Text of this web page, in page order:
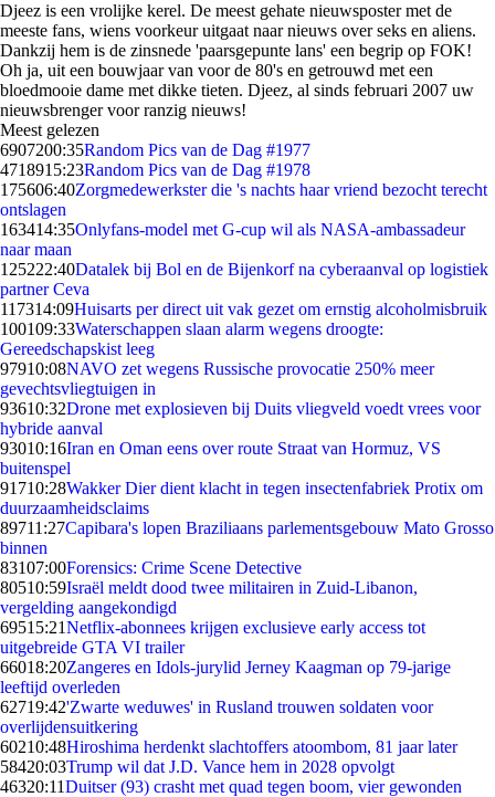
Djeez is een vrolijke kerel. De meest gehate nieuwsposter met de
meeste fans, wiens voorkeur uitgaat naar nieuws over seks en aliens.
Dankzij hem is de zinsnede 'paarsgepunte lans' een begrip op FOK!
Oh ja, uit een bouwjaar van voor de 80's en getrouwd met een
bloedmooie dame met dikke tieten. Djeez, al sinds februari 2007 uw
nieuwsbrenger voor ranzig nieuws!
Meest gelezen
6907200:35Random Pics van de Dag #1977
4718915:23Random Pics van de Dag #1978
175606:40Zorgmedewerkster die 's nachts haar vriend bezocht terecht
ontslagen
163414:35Onlyfans-model met G-cup wil als NASA-ambassadeur
naar maan
125222:40Datalek bij Bol en de Bijenkorf na cyberaanval op logistiek
partner Ceva
117314:09Huisarts per direct uit vak gezet om ernstig alcoholmisbruik
100109:33Waterschappen slaan alarm wegens droogte:
Gereedschapskist leeg
97910:08NAVO zet wegens Russische provocatie 250% meer
gevechtsvliegtuigen in
93610:32Drone met explosieven bij Duits vliegveld voedt vrees voor
hybride aanval
93010:16Iran en Oman eens over route Straat van Hormuz, VS
buitenspel
91710:28Wakker Dier dient klacht in tegen insectenfabriek Protix om
duurzaamheidsclaims
89711:27Capibara's lopen Braziliaans parlementsgebouw Mato Grosso
binnen
83107:00Forensics: Crime Scene Detective
80510:59Israël meldt dood twee militairen in Zuid-Libanon,
vergelding aangekondigd
69515:21Netflix-abonnees krijgen exclusieve early access tot
uitgebreide GTA VI trailer
66018:20Zangeres en Idols-jurylid Jerney Kaagman op 79-jarige
leeftijd overleden
62719:42'Zwarte weduwes' in Rusland trouwen soldaten voor
overlijdensuitkering
60210:48Hiroshima herdenkt slachtoffers atoombom, 81 jaar later
58420:03Trump wil dat J.D. Vance hem in 2028 opvolgt
46320:11Duitser (93) crasht met quad tegen boom, vier gewonden